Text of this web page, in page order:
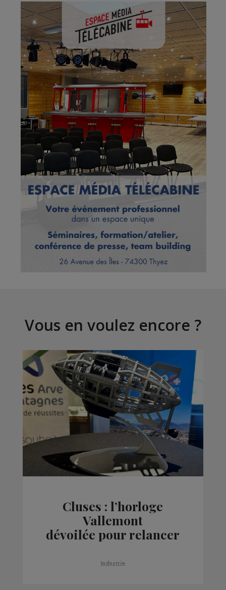
Vous en voulez encore ?
Cluses : l’horloge
Vallemont
dévoilée pour relancer
territoire
Industrie